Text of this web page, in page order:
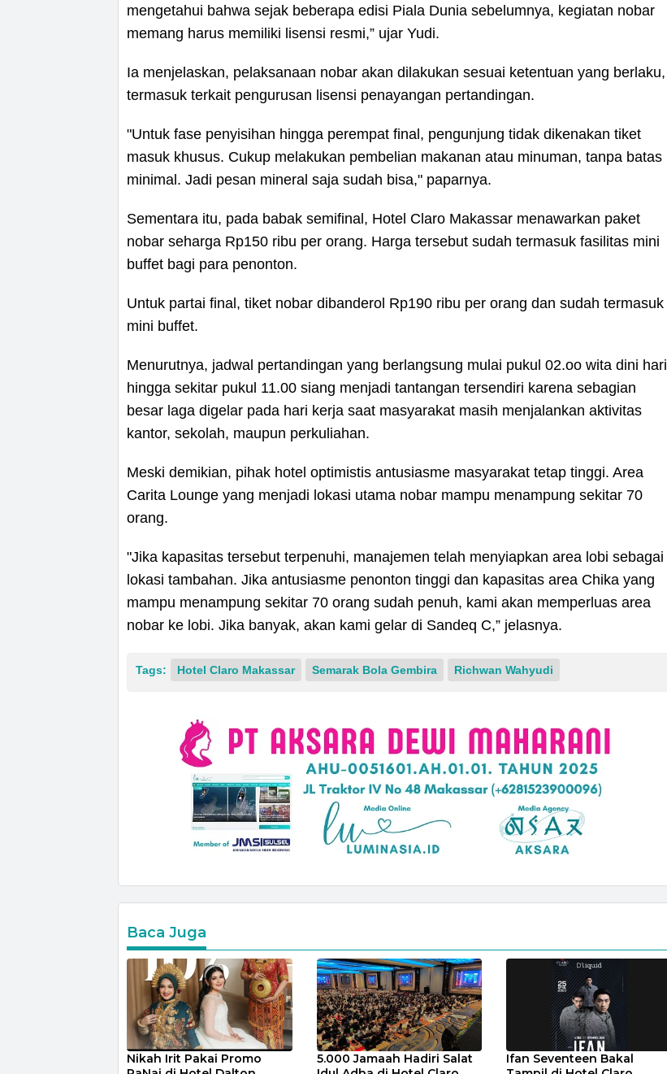
mengetahui bahwa sejak beberapa edisi Piala Dunia sebelumnya, kegiatan nobar
memang harus memiliki lisensi resmi,” ujar Yudi.
Ia menjelaskan, pelaksanaan nobar akan dilakukan sesuai ketentuan yang berlaku,
termasuk terkait pengurusan lisensi penayangan pertandingan.
"Untuk fase penyisihan hingga perempat final, pengunjung tidak dikenakan tiket
masuk khusus. Cukup melakukan pembelian makanan atau minuman, tanpa batas
minimal. Jadi pesan mineral saja sudah bisa," paparnya.
Sementara itu, pada babak semifinal, Hotel Claro Makassar menawarkan paket
nobar seharga Rp150 ribu per orang. Harga tersebut sudah termasuk fasilitas mini
buffet bagi para penonton.
Untuk partai final, tiket nobar dibanderol Rp190 ribu per orang dan sudah termasuk
mini buffet.
Menurutnya, jadwal pertandingan yang berlangsung mulai pukul 02.oo wita dini hari
hingga sekitar pukul 11.00 siang menjadi tantangan tersendiri karena sebagian
besar laga digelar pada hari kerja saat masyarakat masih menjalankan aktivitas
kantor, sekolah, maupun perkuliahan.
Meski demikian, pihak hotel optimistis antusiasme masyarakat tetap tinggi. Area
Carita Lounge yang menjadi lokasi utama nobar mampu menampung sekitar 70
orang.
"Jika kapasitas tersebut terpenuhi, manajemen telah menyiapkan area lobi sebagai
lokasi tambahan. Jika antusiasme penonton tinggi dan kapasitas area Chika yang
mampu menampung sekitar 70 orang sudah penuh, kami akan memperluas area
nobar ke lobi. Jika banyak, akan kami gelar di Sandeq C,” jelasnya.
Tags: Hotel Claro Makassar Semarak Bola Gembira Richwan Wahyudi
Baca Juga
Nikah Irit Pakai Promo
5.000 Jamaah Hadiri Salat
Ifan Seventeen Bakal